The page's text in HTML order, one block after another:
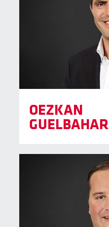
OEZKAN
GUELBAHAR